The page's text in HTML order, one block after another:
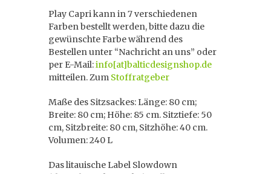
Play Capri kann in 7 verschiedenen
Farben bestellt werden, bitte dazu die
gewünschte Farbe während des
Bestellen unter “Nachricht an uns” oder
per E-Mail:info[at]balticdesignshop.de
mitteilen. Zum Stoffratgeber
Maße des Sitzsackes: Länge: 80 cm;
Breite: 80 cm; Höhe: 85 cm. Sitztiefe: 50
cm, Sitzbreite: 80 cm, Sitzhöhe: 40 cm.
Volumen: 240 L
Das litauische Label Slowdown